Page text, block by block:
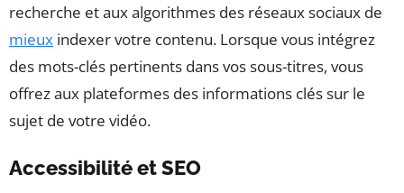
recherche et aux algorithmes des réseaux sociaux de
mieux indexer votre contenu. Lorsque vous intégrez
des mots-clés pertinents dans vos sous-titres, vous
offrez aux plateformes des informations clés sur le
sujet de votre vidéo.
Accessibilité et SEO